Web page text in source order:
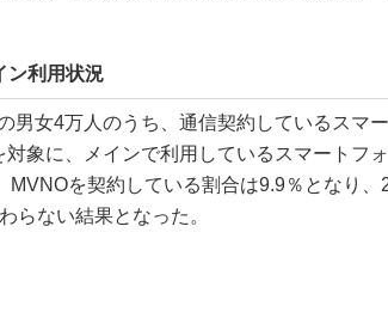
ン利用状況
男女4万人のうち、通信契約しているスマ
対象に、メインで利用しているスマートフ
MVNOを契約している割合は9.9％となり、
らない結果となった。